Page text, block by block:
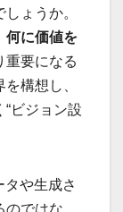
ょうか。
何に価値を
重要になる
構想し、
ビジョン設
や生成さ
のではな